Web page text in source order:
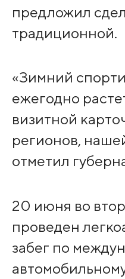
предложил
традиционной.
«Зимний
ежегодно
визитной
регионов,
отметил
20 июня во
проведен
забег по